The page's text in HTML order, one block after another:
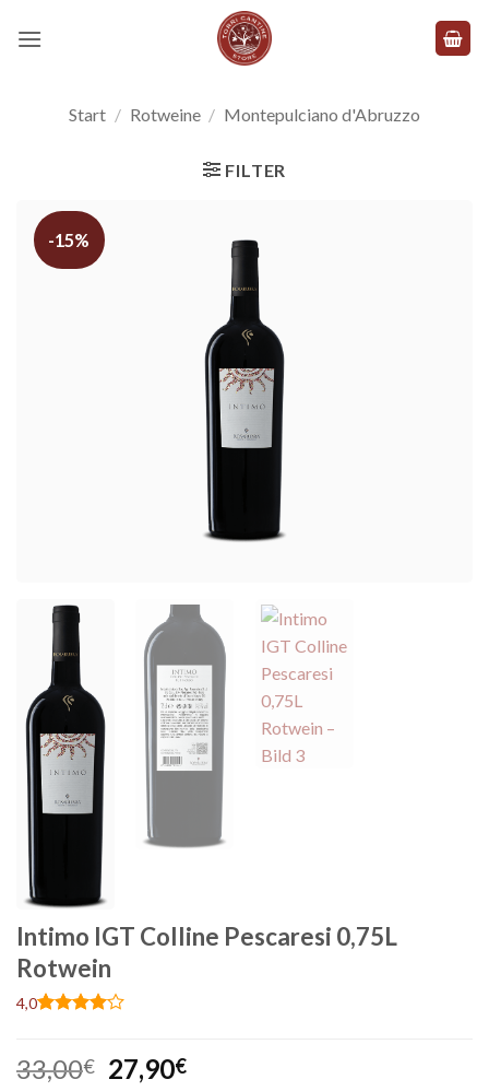
Inhalt
Start / Rotweine / Montepulciano d'Abruzzo
FILTER
-15%
Intimo IGT Colline Pescaresi 0,75L
Rotwein
von 5,
basierend
4,0
33,00€ Ursprünglicher
27,90€Aktueller